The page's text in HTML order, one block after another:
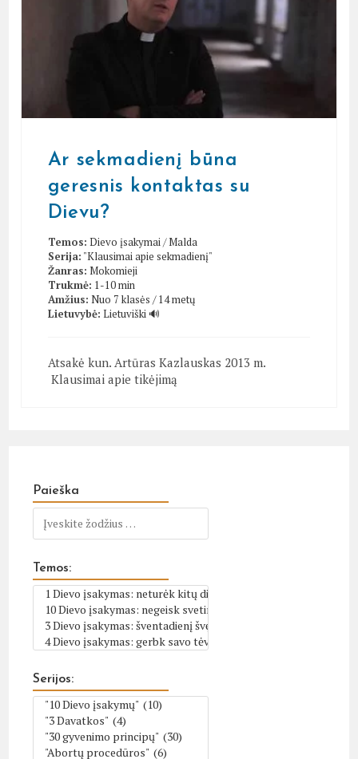
Ar sekmadienį būna
geresnis kontaktas su
Dievu?
Temos: Dievo įsakymai /Malda
Serija: "Klausimai apie sekmadienį"
Žanras: Mokomieji
Trukmė: 1-10 min
Amžius: Nuo 7 klasės / 14 metų
Lietuvybė: Lietuviški 🔊
Atsakė kun. Artūras Kazlauskas 2013 m.
Klausimai apie tikėjimą
Paieška
Temos:
Serijos: